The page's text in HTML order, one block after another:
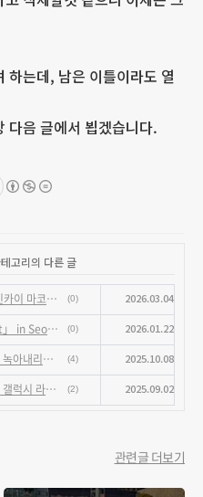
하는데, 남은 이틀이라도 열
다음 글에서 뵙겠습니다.
고리의 다른 글
~너의 이름은 극장공개 10주년 기념~ 신카이 마코토 작품 필름 콘서트 2026 2회차 다녀왔습니다 (0) 2026.03.04
Roselia ASIA TOUR 「Neuweltfahrt」 in Seoul 다녀왔습니다 (0) 2026.01.22
AiScReam presents TOPPING LIVE 녹아내리기 전에 만나러 와줘 ♡♡♡ DAY1 다녀왔습니다 (4) 2025.10.08
SANKYO presents 마크로스 프론티어 갤럭시 라이브☆파이널 2025 DAY2 다녀왔습니다 (2) 2025.09.02
관련글 더보기